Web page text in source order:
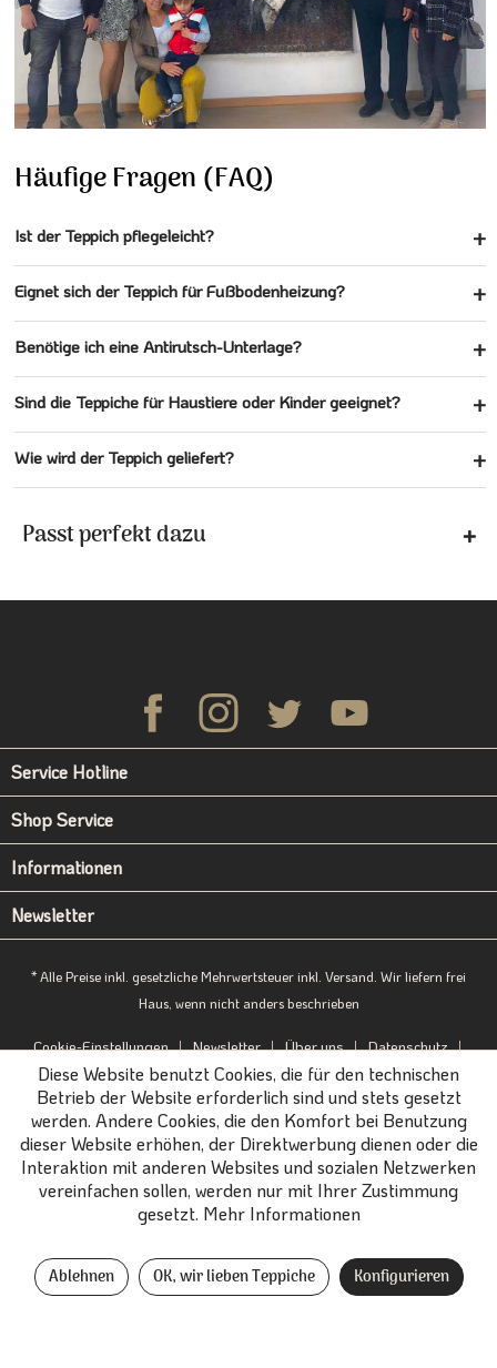
Häufige Fragen (FAQ)
Ist der Teppich pflegeleicht?
Eignet sich der Teppich für Fußbodenheizung?
Benötige ich eine Antirutsch-Unterlage?
Sind die Teppiche für Haustiere oder Kinder geeignet?
Wie wird der Teppich geliefert?
Passt perfekt dazu
Service Hotline
Shop Service
Informationen
Newsletter
* Alle Preise inkl. gesetzliche Mehrwertsteuer inkl. Versand. Wir liefern frei
Haus, wenn nicht anders beschrieben
Cookie-Einstellungen Newsletter Über uns
Datenschutz
Impressum
B2B-Portal
Diese Website benutzt Cookies, die für den technischen
Betrieb der Website erforderlich sind und stets gesetzt
werden. Andere Cookies, die den Komfort bei Benutzung
dieser Website erhöhen, der Direktwerbung dienen oder die
Interaktion mit anderen Websites und sozialen Netzwerken
vereinfachen sollen, werden nur mit Ihrer Zustimmung
gesetzt. Mehr Informationen
Ablehnen OK, wir lieben Teppiche Konfigurieren